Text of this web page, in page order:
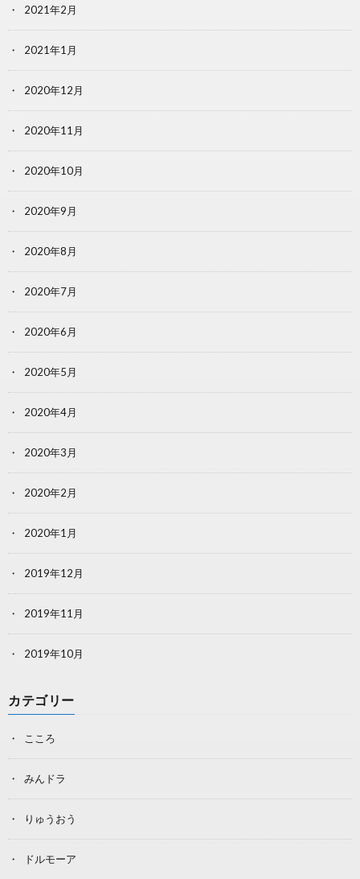
2021年2月
2021年1月
2020年12月
2020年11月
2020年10月
2020年9月
2020年8月
2020年7月
2020年6月
2020年5月
2020年4月
2020年3月
2020年2月
2020年1月
2019年12月
2019年11月
2019年10月
カテゴリー
こころ
みんドラ
りゅうおう
ドルモーア